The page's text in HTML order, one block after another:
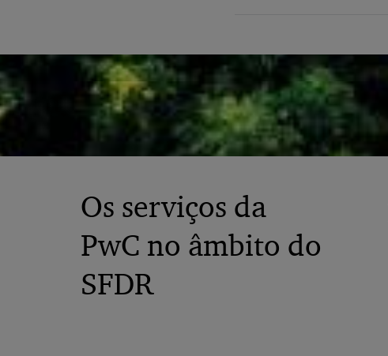
Os serviços da
PwC no âmbito do
SFDR